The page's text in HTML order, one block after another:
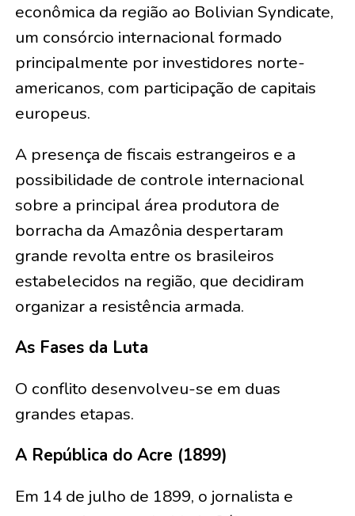
econômica da região ao Bolivian Syndicate,
um consórcio internacional formado
principalmente por investidores norte-
americanos, com participação de capitais
europeus.
A presença de fiscais estrangeiros e a
possibilidade de controle internacional
sobre a principal área produtora de
borracha da Amazônia despertaram
grande revolta entre os brasileiros
estabelecidos na região, que decidiram
organizar a resistência armada.
As Fases da Luta
O conflito desenvolveu-se em duas
grandes etapas.
A República do Acre (1899)
Em 14 de julho de 1899, o jornalista e